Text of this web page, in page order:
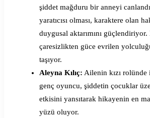
şiddet mağduru bir anneyi
yaratıcısı olması, karaktere olan
duygusal aktarımını güçlendiriyor.
çaresizlikten güce evrilen
taşıyor.
Aleyna Kılıç: Ailenin kızı
genç oyuncu, şiddetin çocuklar
etkisini yansıtarak hikayenin en
yüzü oluyor.